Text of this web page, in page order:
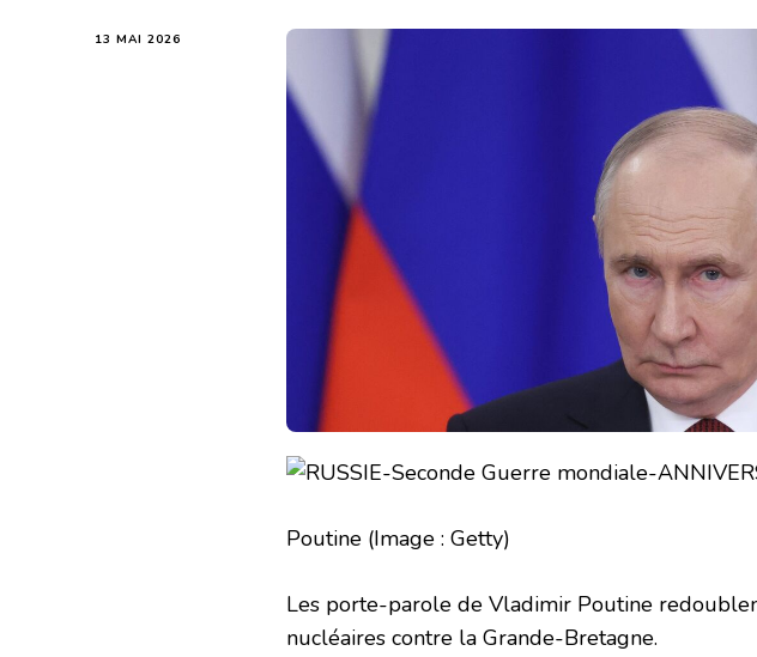
13 MAI 2026
Poutine (Image : Getty)
Les porte-parole de Vladimir Poutine
nucléaires contre la Grande-Bretagne.